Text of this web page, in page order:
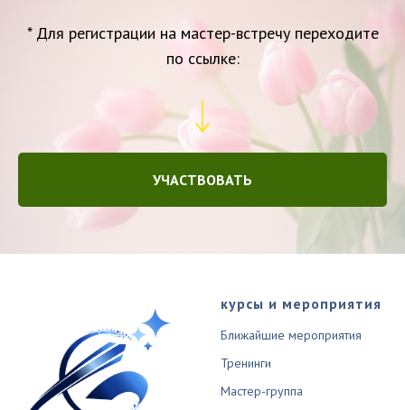
* Для регистрации на мастер-встречу переходите
по ссылке:
УЧАСТВОВАТЬ
курсы и мероприятия
Ближайшие мероприятия
Тренинги
Мастер-группа